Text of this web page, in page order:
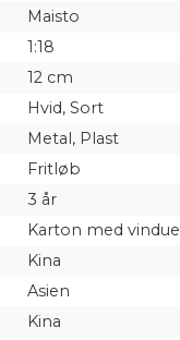
Maisto
1:18
12 cm
Hvid, Sort
Metal, Plast
Fritløb
3 år
Karton med vindue
Kina
Asien
Kina